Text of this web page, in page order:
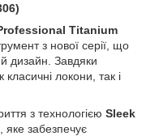
Titanium
з нової серії, що
дизайн. Завдяки
локони, так і
з технологією Sleek
, яке забезпечує